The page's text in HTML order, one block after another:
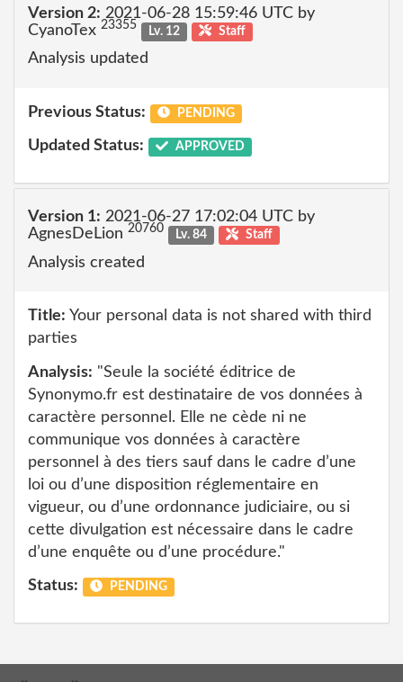
Version 2: 2021-06-28 15:59:46 UTC by
CyanoTex 23355 Lv. 12 Staff
Analysis updated
Previous Status: PENDING
Updated Status: APPROVED
Version 1: 2021-06-27 17:02:04 UTC by
AgnesDeLion 20760 Lv. 84 Staff
Analysis created
Title: Your personal data is not shared with third
parties
Analysis: "Seule la société éditrice de
Synonymo.fr est destinataire de vos données à
caractère personnel. Elle ne cède ni ne
communique vos données à caractère
personnel à des tiers sauf dans le cadre d’une
loi ou d’une disposition réglementaire en
vigueur, ou d’une ordonnance judiciaire, ou si
cette divulgation est nécessaire dans le cadre
d’une enquête ou d’une procédure."
Status: PENDING